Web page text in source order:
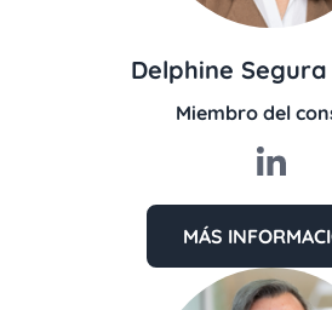
Delphine
Miembro del
MÁS